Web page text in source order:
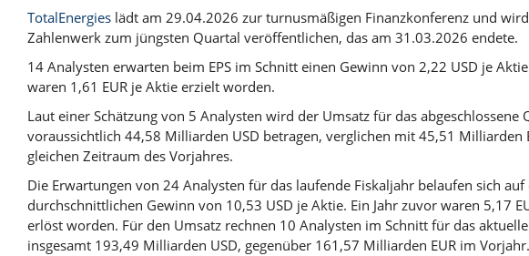
TotalEnergies lädt am 29.04.2026 zur turnusmäßigen Finanzkonferenz und
Zahlenwerk zum jüngsten Quartal veröffentlichen, das am 31.03.2026 endete.
14 Analysten erwarten beim EPS im Schnitt einen Gewinn von 2,22 USD je
waren 1,61 EUR je Aktie erzielt worden.
Laut einer Schätzung von 5 Analysten wird der Umsatz für das abgeschlossene
voraussichtlich 44,58 Milliarden USD betragen, verglichen mit 45,51 Milliarden
gleichen Zeitraum des Vorjahres.
Die Erwartungen von 24 Analysten für das laufende Fiskaljahr belaufen sich auf
durchschnittlichen Gewinn von 10,53 USD je Aktie. Ein Jahr zuvor waren 5,17
erlöst worden. Für den Umsatz rechnen 10 Analysten im Schnitt für das
insgesamt 193,49 Milliarden USD, gegenüber 161,57 Milliarden EUR im Vorjahr.